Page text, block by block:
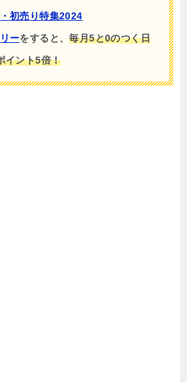
初売り特集2024
ーをすると、毎月5と0のつく日
イント5倍！